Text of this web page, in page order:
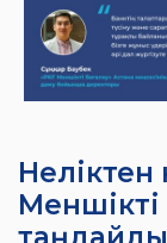
Неліктен